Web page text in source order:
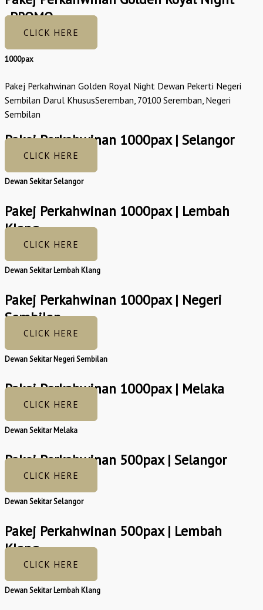
_PROMO
CLICK HERE
1000pax
Pakej Perkahwinan Golden Royal Night Dewan Pekerti Negeri
Sembilan Darul KhususSeremban, 70100 Seremban, Negeri
Sembilan
Pakej Perkahwinan 1000pax | Selangor
CLICK HERE
Dewan Sekitar Selangor
Pakej Perkahwinan 1000pax | Lembah
Klang
CLICK HERE
Dewan Sekitar Lembah Klang
Pakej Perkahwinan 1000pax | Negeri
Sembilan
CLICK HERE
Dewan Sekitar Negeri Sembilan
Pakej Perkahwinan 1000pax | Melaka
CLICK HERE
Dewan Sekitar Melaka
Pakej Perkahwinan 500pax | Selangor
CLICK HERE
Dewan Sekitar Selangor
Pakej Perkahwinan 500pax | Lembah
Klang
CLICK HERE
Dewan Sekitar Lembah Klang